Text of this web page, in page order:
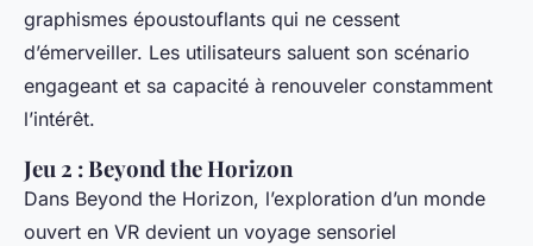
graphismes époustouflants qui ne cessent
d’émerveiller. Les utilisateurs saluent son scénario
engageant et sa capacité à renouveler constamment
l’intérêt.
Jeu 2 :Beyond the Horizon
Dans Beyond the Horizon, l’exploration d’un monde
ouvert en VR devient un voyage sensoriel